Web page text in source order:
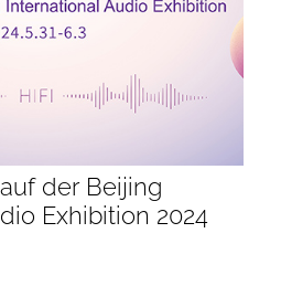
der Beijing
Exhibition 2024